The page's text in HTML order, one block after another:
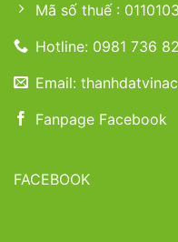
Mã số thuế :
Hotline: 0981 736
Email:
Fanpage Facebook
FACEBOOK